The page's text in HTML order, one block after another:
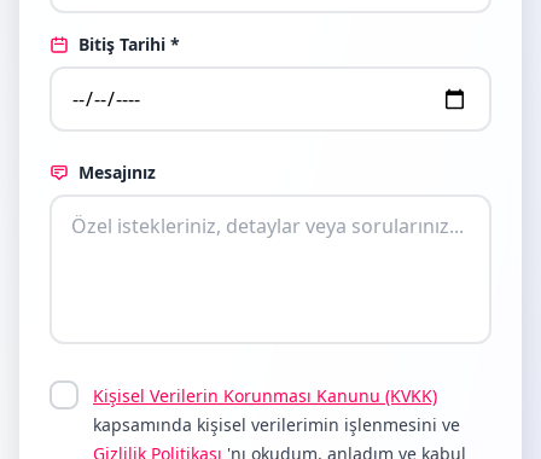
Bitiş Tarihi *
Mesajınız
Kişisel Verilerin Korunması Kanunu (KVKK)
kapsamında kişisel verilerimin işlenmesini ve
Gizlilik Politikası 'nı okudum, anladım ve kabul